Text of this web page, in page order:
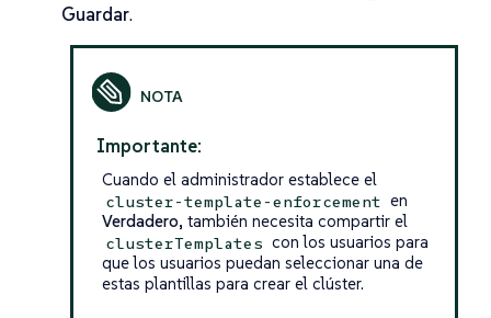
Guardar.
Importante:
Cuando el administrador establece el
cluster-template-enforcement en
Verdadero, también necesita compartir el
clusterTemplates con los usuarios para
que los usuarios puedan seleccionar una de
estas plantillas para crear el clúster.